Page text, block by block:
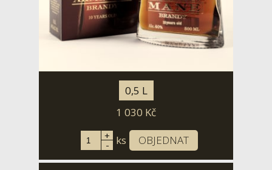
0,5 L
1 030 Kč
+
- ks OBJEDNAT